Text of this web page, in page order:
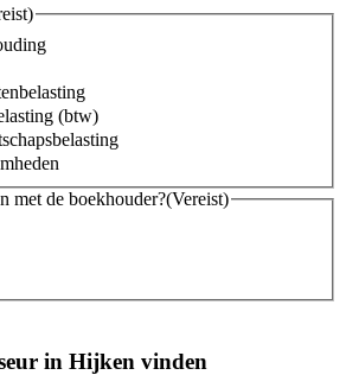
(btw)
met de boekhouder?(Vereist)
in Hijken vinden